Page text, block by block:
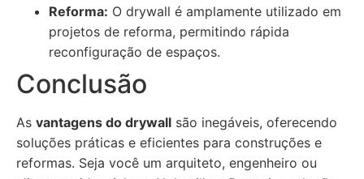
Reforma: O drywall é amplamente utilizado em
projetos de reforma, permitindo rápida
reconfiguração de espaços.
Conclusão
As vantagens do drywall são inegáveis, oferecendo
soluções práticas e eficientes para construções e
reformas. Seja você um arquiteto, engenheiro ou